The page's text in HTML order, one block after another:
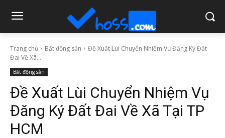
Trang chủ Bất động sản
Đề Xuất Lùi Chuyển Nhiệm Vụ Đăng Ký Đất
Đai Về Xã...
Bất động sản
Đề Xuất Lùi Chuyển Nhiệm Vụ
Đăng Ký Đất Đai Về Xã Tại TP
HCM